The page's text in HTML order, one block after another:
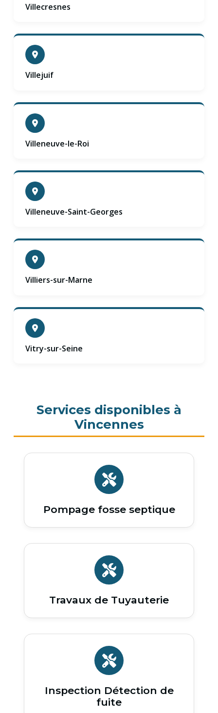
Villecresnes
Villejuif
Villeneuve-le-Roi
Villeneuve-Saint-Georges
Villiers-sur-Marne
Vitry-sur-Seine
Services disponibles à
Vincennes
Pompage fosse septique
Travaux de Tuyauterie
Inspection Détection de
fuite